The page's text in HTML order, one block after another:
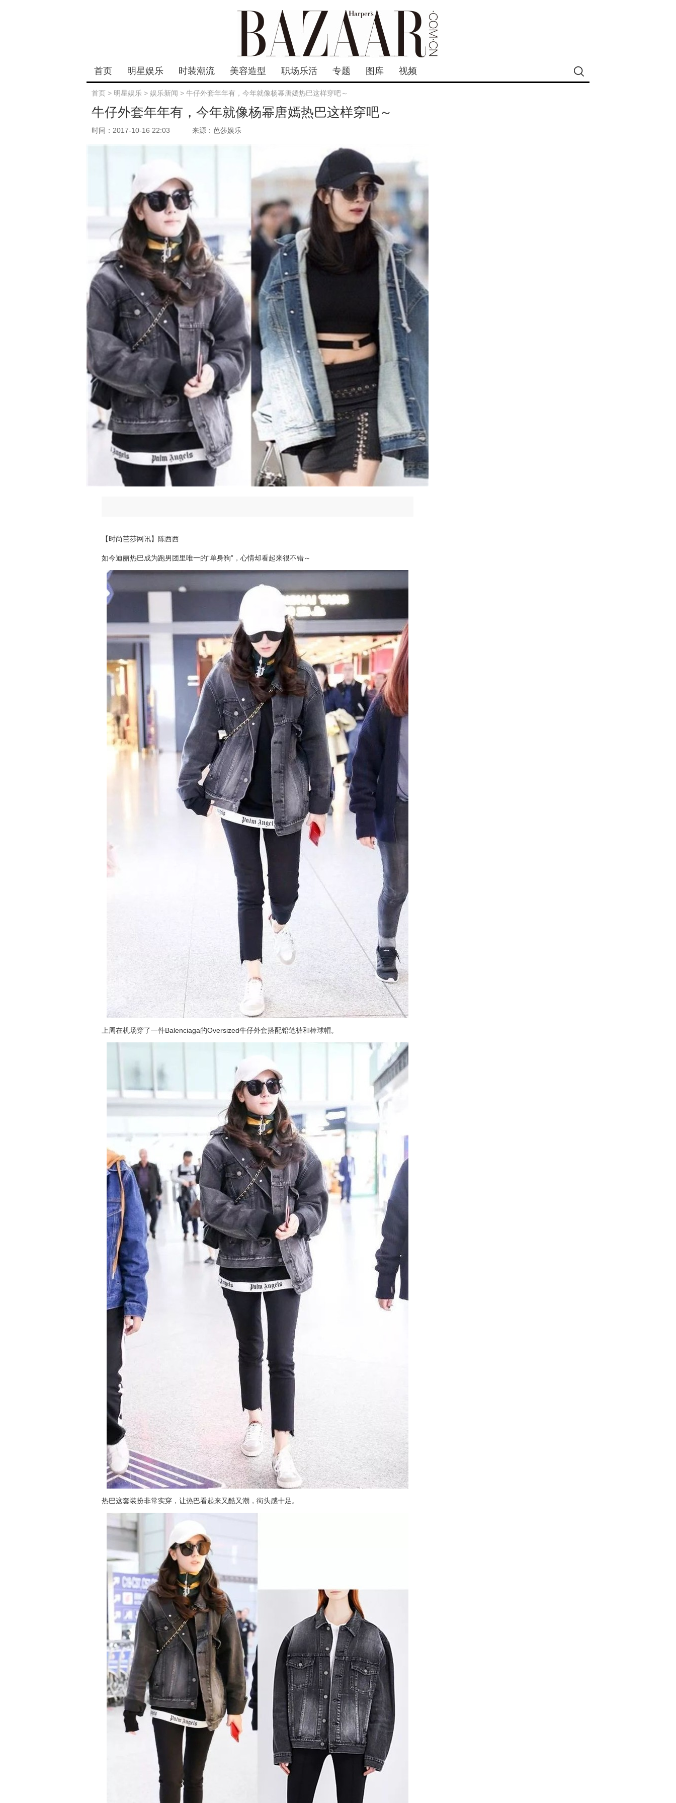
首页 明星娱乐 时装潮流 美容造型 职场乐活 专题 图库 视频
首页 > 明星娱乐 > 娱乐新闻 > 牛仔外套年年有，今年就像杨幂唐嫣热巴这样穿吧～
牛仔外套年年有，今年就像杨幂唐嫣热巴这样穿吧～
时间：2017-10-16 22:03 来源：芭莎娱乐
【时尚芭莎网讯】陈西西
如今迪丽热巴成为跑男团里唯一的“单身狗”，心情却看起来很不错～
上周在机场穿了一件Balenciaga的Oversized牛仔外套搭配铅笔裤和棒球帽。
热巴这套装扮非常实穿，让热巴看起来又酷又潮，街头感十足。